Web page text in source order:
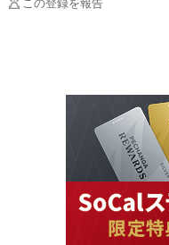
この登録を報告